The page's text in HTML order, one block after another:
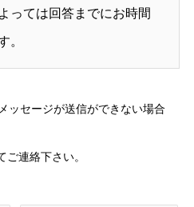
っては回答までにお時間
。
ッセージが送信ができない場合
ご連絡下さい。